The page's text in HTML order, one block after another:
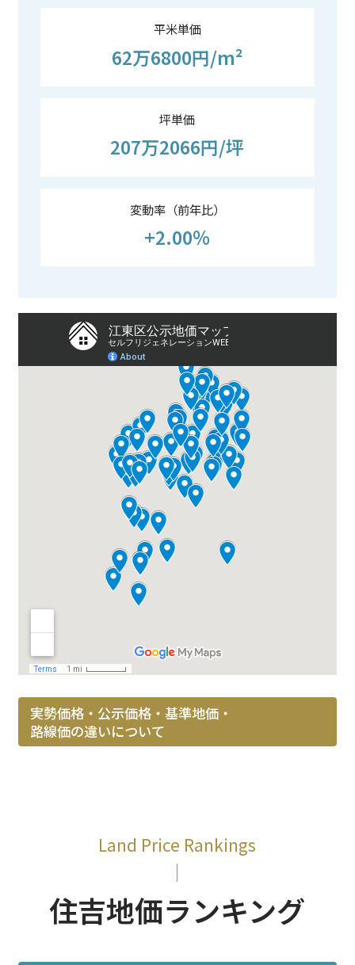
平米単価
62万6800円/m²
坪単価
207万2066円/坪
変動率（前年比）
+2.00％
実勢価格・公示価格・基準地価・
路線価の違いについて
Land Price Rankings
住吉地価ランキング